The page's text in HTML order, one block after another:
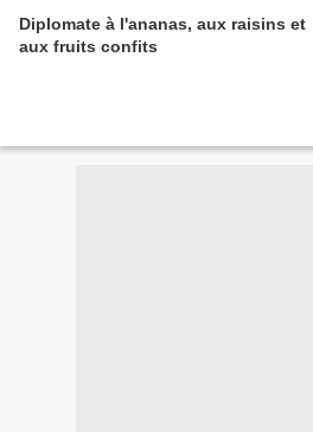
Diplomate à l'ananas, aux raisins et
aux fruits confits